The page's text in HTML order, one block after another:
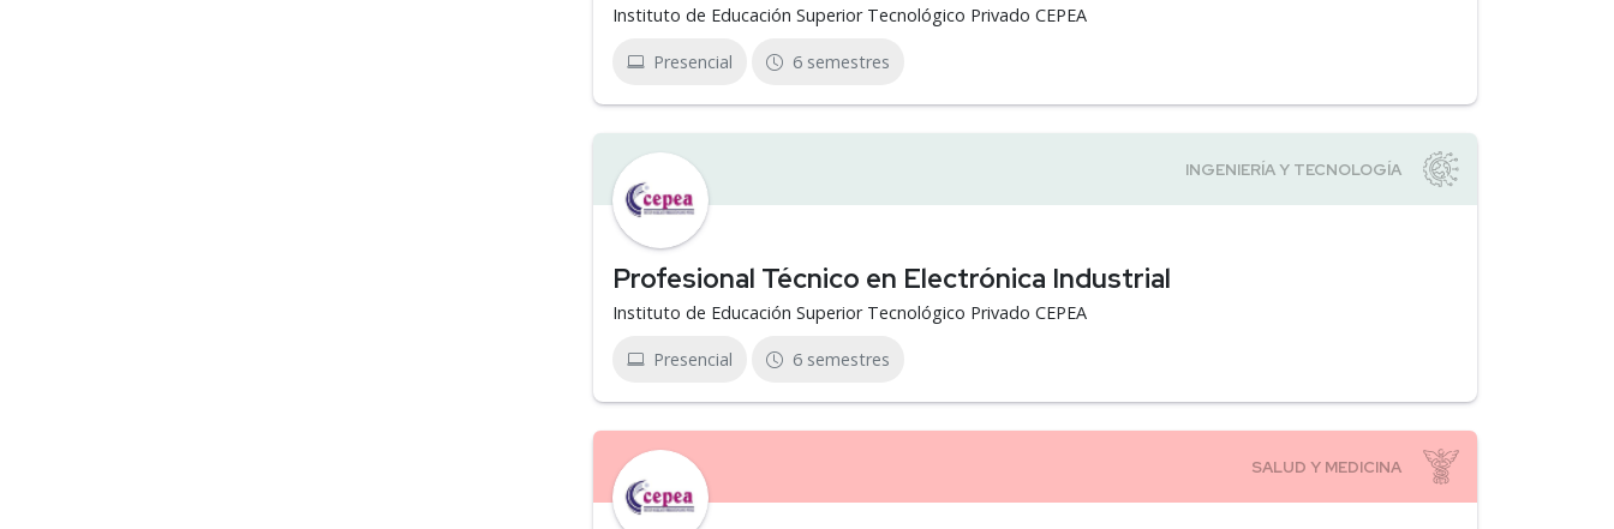
Instituto de Educación Superior Tecnológico Privado CEPEA
Presencial 6 semestres
Profesional Técnico en Electrónica Industrial
Instituto de Educación Superior Tecnológico Privado CEPEA
Presencial 6 semestres